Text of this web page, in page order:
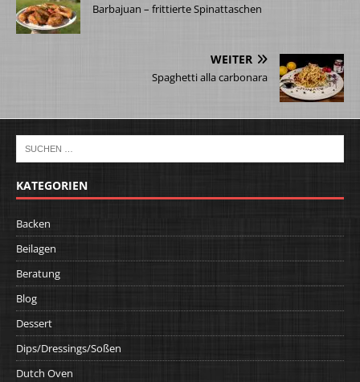
Barbajuan – frittierte Spinattaschen
WEITER
Spaghetti alla carbonara
KATEGORIEN
Backen
Beilagen
Beratung
Blog
Dessert
Dips/Dressings/Soßen
Dutch Oven